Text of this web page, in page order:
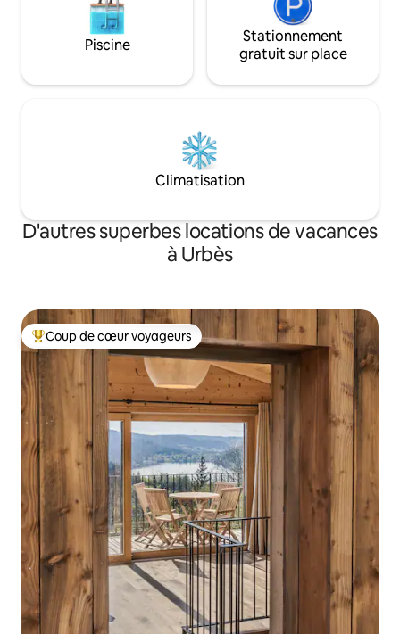
Piscine
Stationnement
gratuit sur place
Climatisation
D'autres superbes locations de vacances
à Urbès
Coup de cœur voyageurs parmi les plus aimés
Coup de cœur voyageurs